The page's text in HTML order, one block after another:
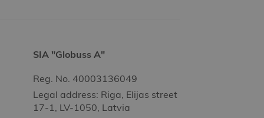
SIA "Globuss A"
Reg. No. 40003136049
Legal address: Riga, Elijas street
17-1, LV-1050, Latvia